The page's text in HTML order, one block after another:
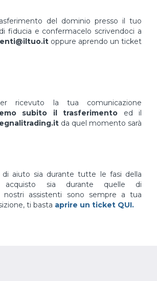
del dominio presso il tuo
fiducia e confermacelo scrivendoci a
oppure aprendo un ticket
ricevuto la tua comunicazione
subito il trasferimento ed il
da quel momento sarà
di aiuto sia durante tutte le fasi della
acquisto sia durante quelle di
nostri assistenti sono sempre a tua
ti basta aprire un ticket QUI.